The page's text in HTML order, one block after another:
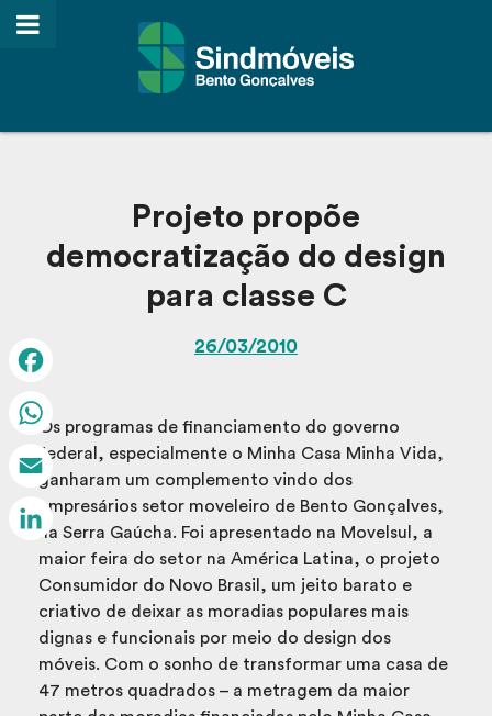
Projeto propõe
democratização do design
para classe C
26/03/2010
Os programas de financiamento do governo
federal, especialmente o Minha Casa Minha Vida,
ganharam um complemento vindo dos
empresários setor moveleiro de Bento Gonçalves,
na Serra Gaúcha. Foi apresentado na Movelsul, a
maior feira do setor na América Latina, o projeto
Consumidor do Novo Brasil, um jeito barato e
criativo de deixar as moradias populares mais
dignas e funcionais por meio do design dos
móveis. Com o sonho de transformar uma casa de
47 metros quadrados – a metragem da maior
Facebook
WhatsApp
Email
LinkedIn